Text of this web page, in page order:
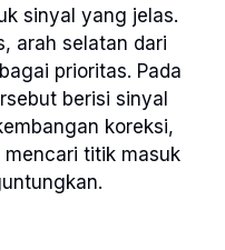
sinyal yang jelas.
arah selatan dari
prioritas. Pada
berisi sinyal
koreksi,
titik masuk